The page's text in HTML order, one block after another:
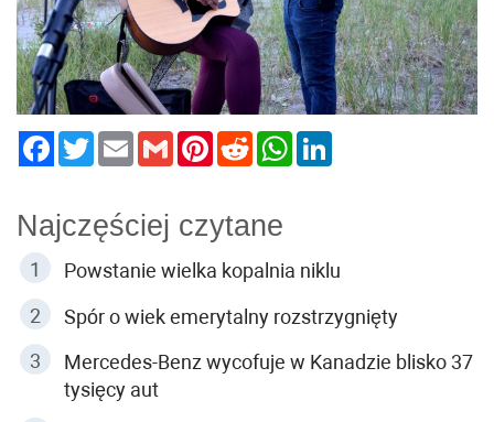
TwitterEmail Gmail PinterestReddit WhatsApp
Najczęściej czytane
Powstanie wielka kopalnia niklu
Spór o wiek emerytalny rozstrzygnięty
Mercedes-Benz wycofuje w Kanadzie blisko 37
tysięcy aut